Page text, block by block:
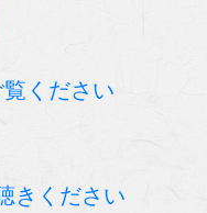
ください
きください